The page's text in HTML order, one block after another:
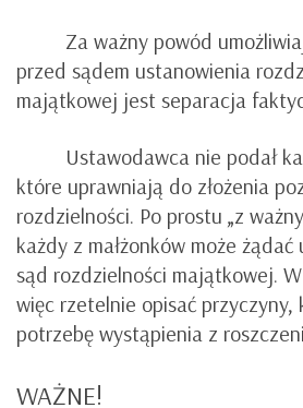
Za ważny powód
przed sądem ustanowienia
majątkowej jest separacja
Ustawodawca nie podał
które uprawniają do złożenia
rozdzielności. Po prostu „z
każdy z małżonków może
sąd rozdzielności majątkowej.
więc rzetelnie opisać przyczyny,
potrzebę wystąpienia z
WAŻNE!